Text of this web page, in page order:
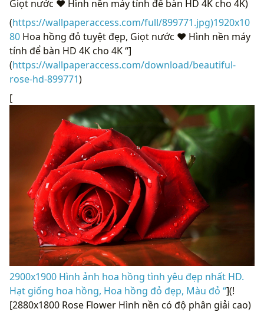
Giọt nước ❤ Hình nền máy tính để bàn HD 4K cho 4K)
(https://wallpaperaccess.com/full/899771.jpg)1920x10
80 Hoa hồng đỏ tuyệt đẹp, Giọt nước ❤ Hình nền máy
tính để bàn HD 4K cho 4K “]
(https://wallpaperaccess.com/download/beautiful-
rose-hd-899771)
[
2900x1900 Hình ảnh hoa hồng tình yêu đẹp nhất HD.
Hạt giống hoa hồng, Hoa hồng đỏ đẹp, Màu đỏ “](!
[2880x1800 Rose Flower Hình nền có độ phân giải cao)